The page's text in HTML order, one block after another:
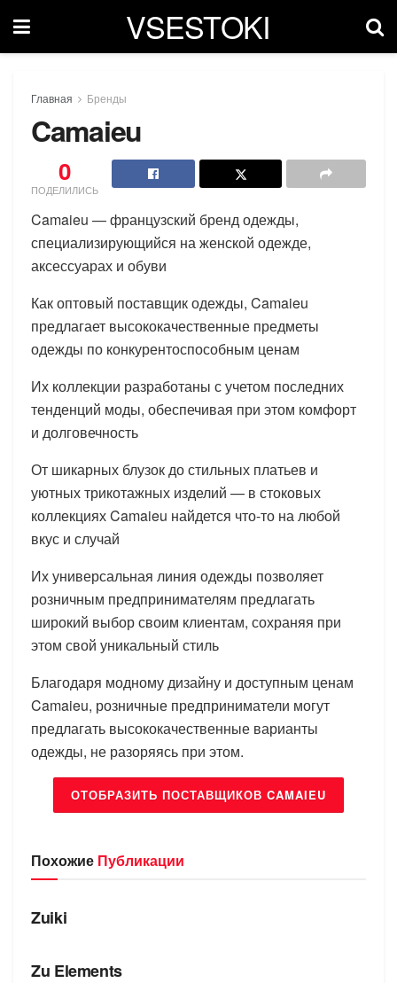
VSESTOKI
Главная Бренды
Camaieu
0
ПОДЕЛИЛИСЬ
Camaieu — французский бренд одежды,
специализирующийся на женской одежде,
аксессуарах и обуви
Как оптовый поставщик одежды, Camaieu
предлагает высококачественные предметы
одежды по конкурентоспособным ценам
Их коллекции разработаны с учетом последних
тенденций моды, обеспечивая при этом комфорт
и долговечность
От шикарных блузок до стильных платьев и
уютных трикотажных изделий — в стоковых
коллекциях Camaieu найдется что-то на любой
вкус и случай
Их универсальная линия одежды позволяет
розничным предпринимателям предлагать
широкий выбор своим клиентам, сохраняя при
этом свой уникальный стиль
Благодаря модному дизайну и доступным ценам
Camaieu, розничные предприниматели могут
предлагать высококачественные варианты
одежды, не разоряясь при этом.
ОТОБРАЗИТЬ ПОСТАВЩИКОВ CAMAIEU
Похожие Публикации
БРЕНДЫ
Zuiki
Zu Elements